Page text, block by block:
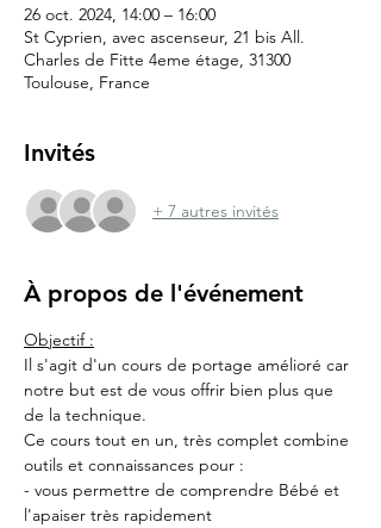
26 oct. 2024, 14:00 – 16:00
St Cyprien, avec ascenseur, 21 bis All.
Charles de Fitte 4eme étage, 31300
Toulouse, France
Invités
+ 7 autres invités
À propos de l'événement
Objectif :
Il s'agit d'un cours de portage amélioré car
notre but est de vous offrir bien plus que
de la technique.
Ce cours tout en un, très complet combine
outils et connaissances pour :
- vous permettre de comprendre Bébé et
l'apaiser très rapidement